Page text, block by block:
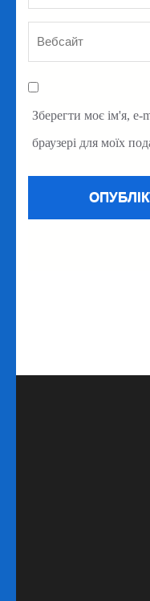
Зберегти моє ім'я, e-
браузері для моїх